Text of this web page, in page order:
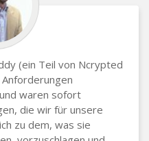
(ein Teil von Ncrypted
waren sofort
die wir für unsere
zu dem, was sie